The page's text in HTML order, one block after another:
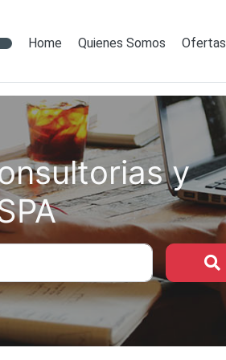
Home Quienes Somos Ofertas
y